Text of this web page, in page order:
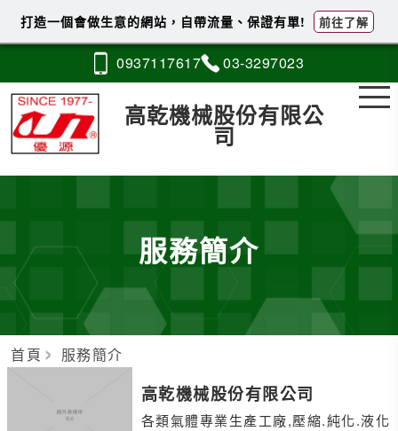
09371 17617 03-3297023
高乾機械股份有限公
司
服務簡介
首頁 服務簡介
高乾機械股份有限公司
各類氣體專業生產工廠,壓縮.純化.液化
打造一個會做生意的網站，自帶流量、保證有單! 前往了解